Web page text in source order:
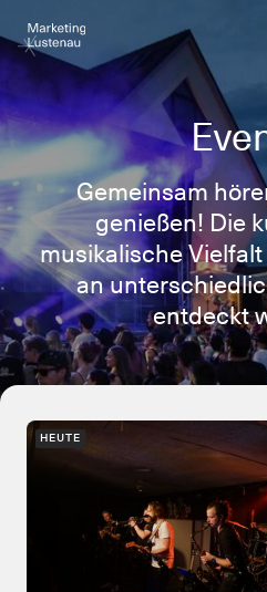
Gemeinsam
genießen! Die
musikalische
an
entdeckt
HEUTE